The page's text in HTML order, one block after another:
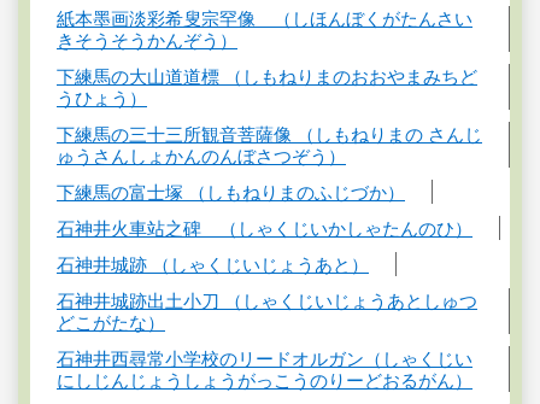
紙本墨画淡彩希叟宗罕像 （しほんぼくがたんさい
きそうそうかんぞう）
下練馬の大山道道標 （しもねりまのおおやまみちど
うひょう）
下練馬の三十三所観音菩薩像 （しもねりまの さんじ
ゅうさんしょかんのんぼさつぞう）
下練馬の富士塚 （しもねりまのふじづか）
石神井火車站之碑 （しゃくじいかしゃたんのひ）
石神井城跡 （しゃくじいじょうあと）
石神井城跡出土小刀 （しゃくじいじょうあとしゅつ
どこがたな）
石神井西尋常小学校のリードオルガン（しゃくじい
にしじんじょうしょうがっこうのりーどおるがん）